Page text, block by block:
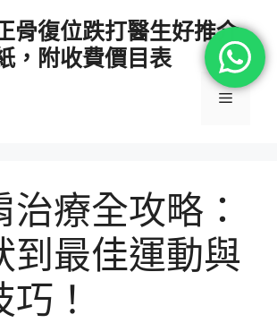
骨復位跌打醫生好推介
，附收費價目表
選
治療全攻略：
到最佳運動與
！